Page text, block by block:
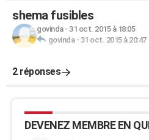
shema fusibles
govinda- 31 oct. 2015 à 18:05
govinda- 31 oct. 2015 à 20:47
2 réponses
DEVENEZ MEMBRE EN